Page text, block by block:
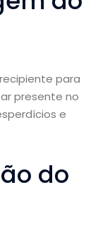
para
presente no
e
do